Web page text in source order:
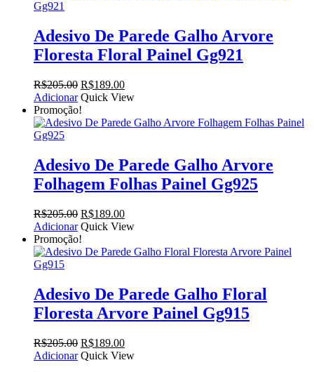
Adesivo De Parede Galho Arvore
Floresta Floral Painel Gg921
R$205.00 O
preço
original
era:
R$189.00O
preço
é:
Adicionar Quick View
Promoção!
Adesivo De Parede Galho Arvore
Folhagem Folhas Painel Gg925
R$205.00 O
preço
original
era:
R$189.00O
preço
é:
Adicionar Quick View
Promoção!
Adesivo De Parede Galho Floral
Floresta Arvore Painel Gg915
R$205.00 O
preço
R$189.00O
preço
Adicionar Quick View